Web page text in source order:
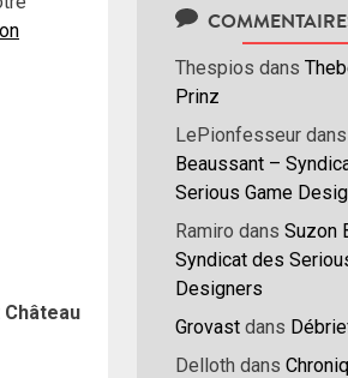
Château
Thespios dans
Prinz
LePionfesseur dans
Beaussant –
Serious Game
Ramiro dans Suzon
Syndicat des
Designers
Grovast dans
Delloth dans